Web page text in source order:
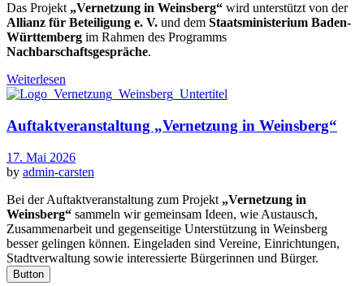
Das Projekt „Vernetzung in Weinsberg“ wird unterstützt von der
Allianz für Beteiligung e. V. und dem Staatsministerium Baden-
Württemberg im Rahmen des Programms
Nachbarschaftsgespräche.
Weiterlesen
Auftaktveranstaltung „Vernetzung in Weinsberg“
17. Mai 2026
by admin-carsten
Bei der Auftaktveranstaltung zum Projekt „Vernetzung in
Weinsberg“ sammeln wir gemeinsam Ideen, wie Austausch,
Zusammenarbeit und gegenseitige Unterstützung in Weinsberg
besser gelingen können. Eingeladen sind Vereine, Einrichtungen,
Stadtverwaltung sowie interessierte Bürgerinnen und Bürger.
Button